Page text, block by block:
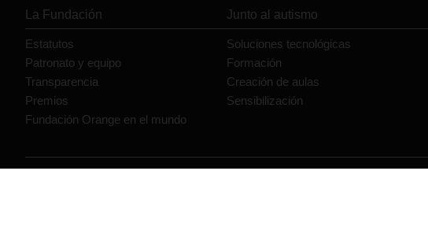
La Fundación
Estatutos
Patronato y equipo
Transparencia
Premios
Fundación Orange en el mundo
Junto al autismo
Soluciones tecnológicas
Formación
Creación de aulas
Sensibilización